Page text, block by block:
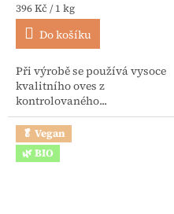
Měrná cena:
396 Kč / 1 kg
Do košíku
Při výrobě se používá vysoce
kvalitního oves z
kontrolovaného...
🥬 Vegan
🌿 BIO